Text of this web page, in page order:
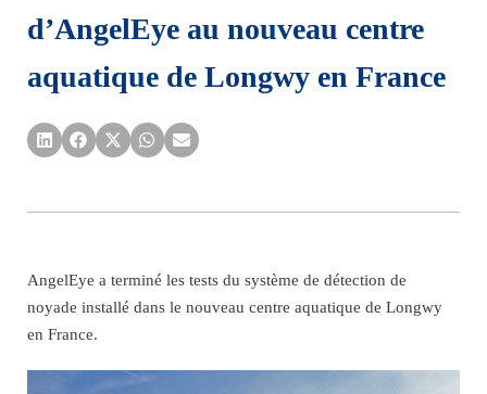
d’AngelEye au nouveau centre
aquatique de Longwy en France
AngelEye a terminé les tests du système de détection de
noyade installé dans le nouveau centre aquatique de Longwy
en France.